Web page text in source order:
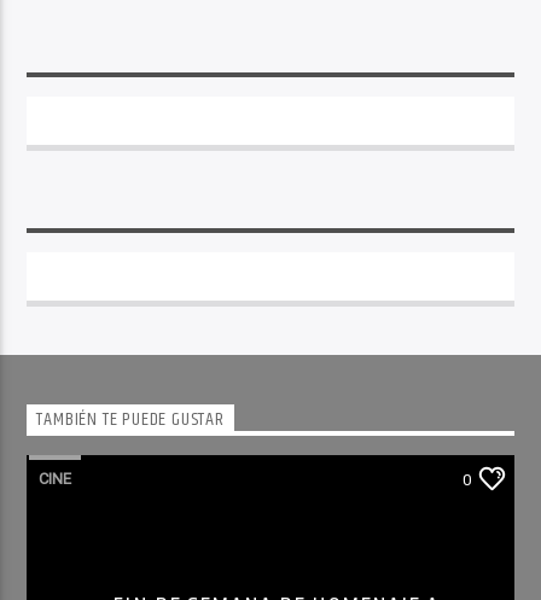
TAMBIÉN TE PUEDE GUSTAR
CINE 0